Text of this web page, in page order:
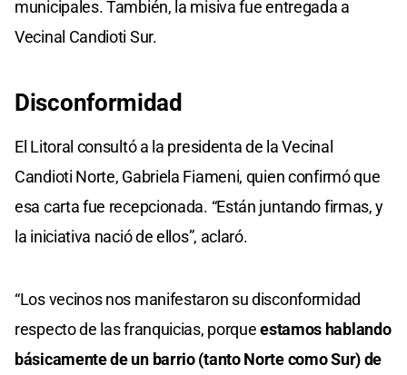
municipales. También, la misiva fue entregada a
Vecinal Candioti Sur.
Disconformidad
El Litoral consultó a la presidenta de la Vecinal
Candioti Norte, Gabriela Fiameni, quien confirmó que
esa carta fue recepcionada. “Están juntando firmas, y
la iniciativa nació de ellos”, aclaró.
“Los vecinos nos manifestaron su disconformidad
respecto de las franquicias, porqueestamos hablando
básicamente de un barrio (tanto Norte como Sur) de